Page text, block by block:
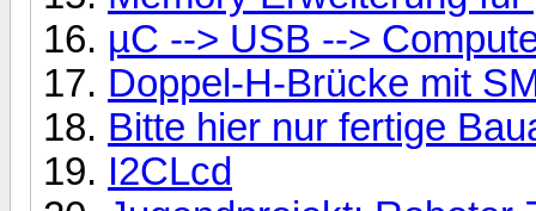
µC --> USB -->
Doppel-H-Brücke mit
Bitte hier nur fertige
I2CLcd